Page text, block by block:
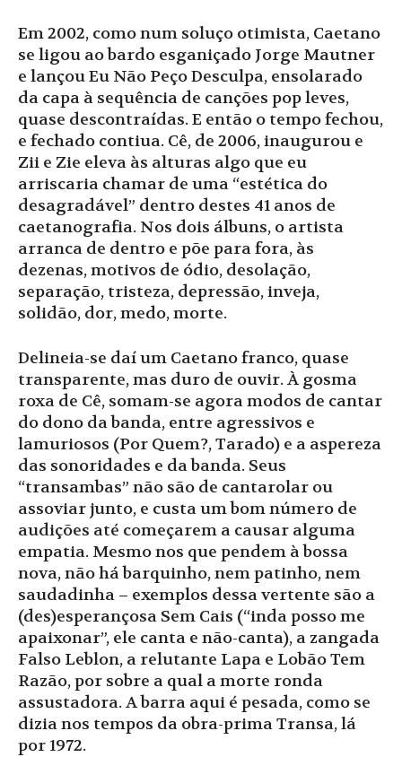
Em 2002, como num soluço otimista, Caetano
se ligou ao bardo esganiçado Jorge Mautner
e lançou Eu Não Peço Desculpa, ensolarado
da capa à sequência de canções pop leves,
quase descontraídas. E então o tempo fechou,
e fechado contiua. Cê, de 2006, inaugurou e
Zii e Zie eleva às alturas algo que eu
arriscaria chamar de uma “estética do
desagradável” dentro destes 41 anos de
caetanografia. Nos dois álbuns, o artista
arranca de dentro e põe para fora, às
dezenas, motivos de ódio, desolação,
separação, tristeza, depressão, inveja,
solidão, dor, medo, morte.
Delineia-se daí um Caetano franco, quase
transparente, mas duro de ouvir. À gosma
roxa de Cê, somam-se agora modos de cantar
do dono da banda, entre agressivos e
lamuriosos (Por Quem?, Tarado) e a aspereza
das sonoridades e da banda. Seus
“transambas” não são de cantarolar ou
assoviar junto, e custa um bom número de
audições até começarem a causar alguma
empatia. Mesmo nos que pendem à bossa
nova, não há barquinho, nem patinho, nem
saudadinha – exemplos dessa vertente são a
(des)esperançosa Sem Cais (“inda posso me
apaixonar”, ele canta e não-canta), a zangada
Falso Leblon, a relutante Lapa e Lobão Tem
Razão, por sobre a qual a morte ronda
assustadora. A barra aqui é pesada, como se
dizia nos tempos da obra-prima Transa, lá
por 1972.